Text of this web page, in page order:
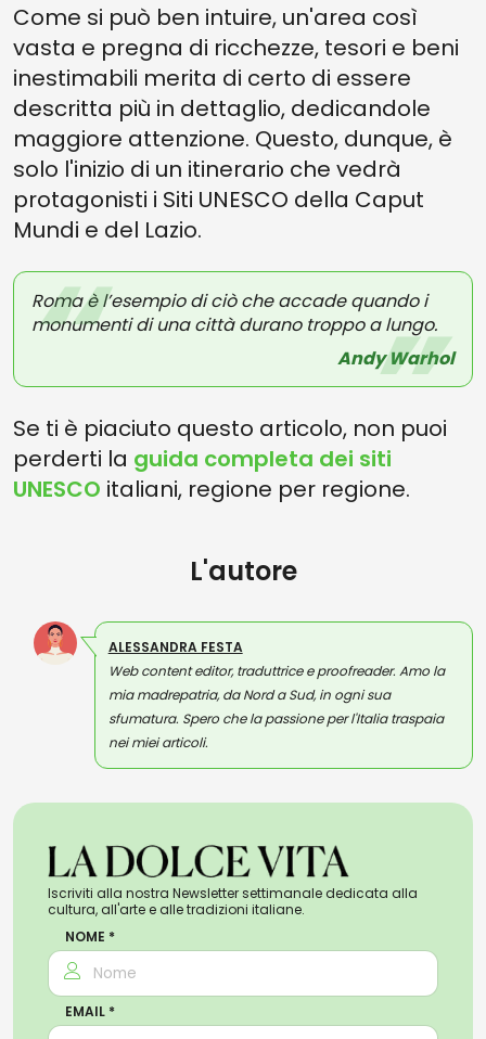
Come si può ben intuire, un'area così
vasta e pregna di ricchezze, tesori e beni
inestimabili merita di certo di essere
descritta più in dettaglio, dedicandole
maggiore attenzione. Questo, dunque, è
solo l'inizio di un itinerario che vedrà
protagonisti i Siti UNESCO della Caput
Mundi e del Lazio.
Roma è l’esempio di ciò che accade quando i
monumenti di una città durano troppo a lungo.
Andy Warhol
Se ti è piaciuto questo articolo, non puoi
perderti la guida completa dei siti
UNESCO italiani, regione per regione.
L'autore
ALESSANDRA FESTA
Web content editor, traduttrice e proofreader. Amo la
mia madrepatria, da Nord a Sud, in ogni sua
sfumatura. Spero che la passione per l'Italia traspaia
nei miei articoli.
Iscriviti alla nostra Newsletter settimanale dedicata alla
cultura, all'arte e alle tradizioni italiane.
NOME *
EMAIL *